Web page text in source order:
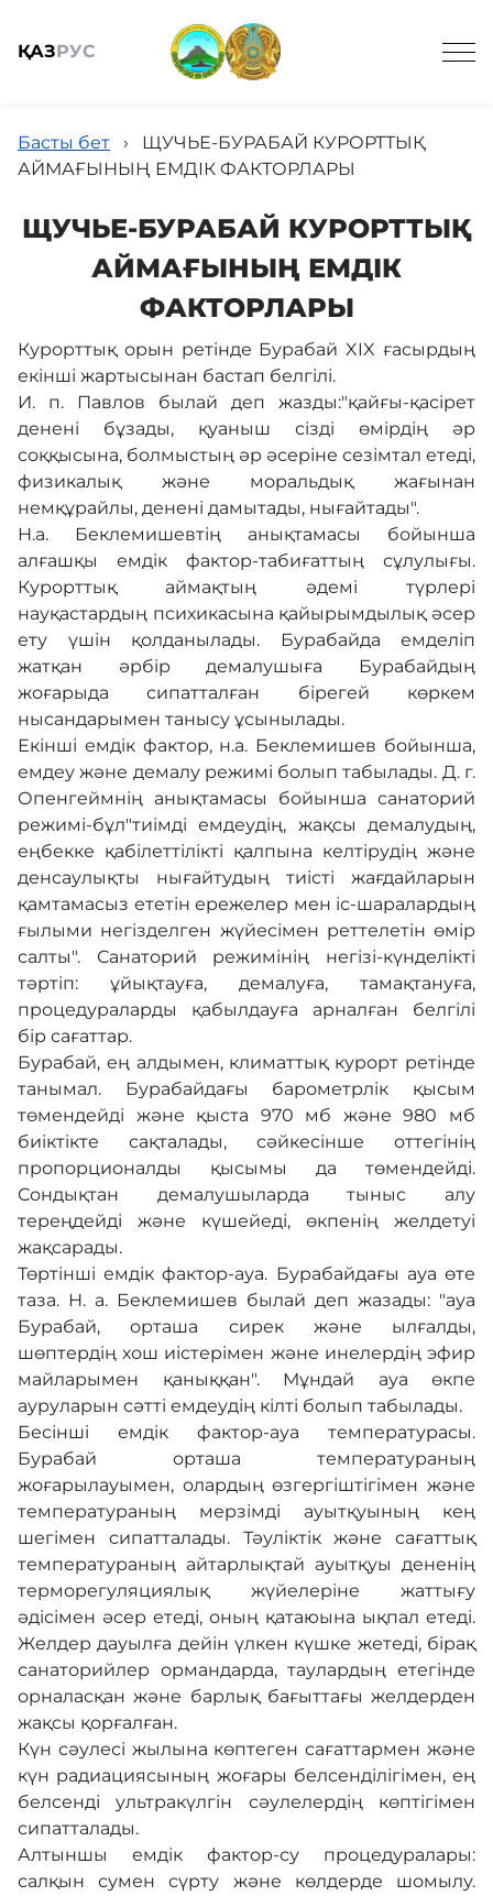
ҚАЗРУС
Жалпы мәлімет
Жаңалықтар
Келушілерге
Спорттық балық аулау онлайн
Галерея
Көрнекті жерлер
Өртке қарсы үгіт
Байланыс
Табыс пен мүлік туралы декларация
Адалдық алаңы
Нашар көретіндерге
арналған нұсқа
Басты бет ›
ЩУЧЬЕ-БУРАБАЙ КУРОРТТЫҚ
АЙМАҒЫНЫҢ ЕМДІК ФАКТОРЛАРЫ
ЩУЧЬЕ-БУРАБАЙ КУРОРТТЫҚ
АЙМАҒЫНЫҢ ЕМДІК
ФАКТОРЛАРЫ
Курорттық орын ретінде Бурабай XIX ғасырдың
екінші жартысынан бастап белгілі.
И. п. Павлов былай деп жазды:"қайғы-қасірет
денені бұзады, қуаныш сізді өмірдің әр
соққысына, болмыстың әр әсеріне сезімтал етеді,
физикалық және моральдық жағынан
немқұрайлы, денені дамытады, нығайтады".
Н.а. Беклемишевтің анықтамасы бойынша
алғашқы емдік фактор-табиғаттың сұлулығы.
Курорттық аймақтың әдемі түрлері
науқастардың психикасына қайырымдылық әсер
ету үшін қолданылады. Бурабайда емделіп
жатқан әрбір демалушыға Бурабайдың
жоғарыда сипатталған бірегей көркем
нысандарымен танысу ұсынылады.
Екінші емдік фактор, н.а. Беклемишев бойынша,
емдеу және демалу режимі болып табылады. Д. г.
Опенгеймнің анықтамасы бойынша санаторий
режимі-бұл"тиімді емдеудің, жақсы демалудың,
еңбекке қабілеттілікті қалпына келтірудің және
денсаулықты нығайтудың тиісті жағдайларын
қамтамасыз ететін ережелер мен іс-шаралардың
ғылыми негізделген жүйесімен реттелетін өмір
салты". Санаторий режимінің негізі-күнделікті
тәртіп: ұйықтауға, демалуға, тамақтануға,
процедураларды қабылдауға арналған белгілі
бір сағаттар.
Бурабай, ең алдымен, климаттық курорт ретінде
танымал. Бурабайдағы барометрлік қысым
төмендейді және қыста 970 мб және 980 мб
биіктікте сақталады, сәйкесінше оттегінің
пропорционалды қысымы да төмендейді.
Сондықтан демалушыларда тыныс алу
тереңдейді және күшейеді, өкпенің желдетуі
жақсарады.
Төртінші емдік фактор-ауа. Бурабайдағы ауа өте
таза. Н. а. Беклемишев былай деп жазады: "ауа
Бурабай, орташа сирек және ылғалды,
шөптердің хош иістерімен және инелердің эфир
майларымен қаныққан". Мұндай ауа өкпе
ауруларын сәтті емдеудің кілті болып табылады.
Бесінші емдік фактор-ауа температурасы.
Бурабай орташа температураның
жоғарылауымен, олардың өзгергіштігімен және
температураның мерзімді ауытқуының кең
шегімен сипатталады. Тәуліктік және сағаттық
температураның айтарлықтай ауытқуы дененің
терморегуляциялық жүйелеріне жаттығу
әдісімен әсер етеді, оның қатаюына ықпал етеді.
Желдер дауылға дейін үлкен күшке жетеді, бірақ
санаторийлер ормандарда, таулардың етегінде
орналасқан және барлық бағыттағы желдерден
жақсы қорғалған.
Күн сәулесі жылына көптеген сағаттармен және
күн радиациясының жоғары белсенділігімен, ең
белсенді ультракүлгін сәулелердің көптігімен
сипатталады.
Алтыншы емдік фактор-су процедуралары:
салқын сумен сүрту және көлдерде шомылу.